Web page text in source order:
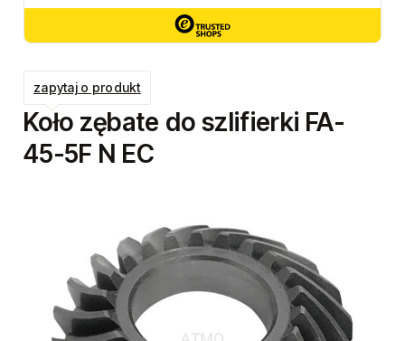
Koło zębate do szlifierki FA-
45-5F N EC
zapytaj o produkt